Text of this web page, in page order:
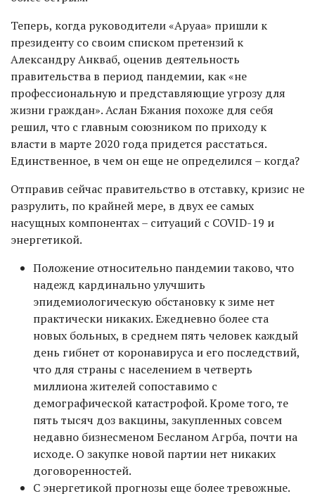
Теперь, когда руководители «Аруаа» пришли к
президенту со своим списком претензий к
Александру Анкваб, оценив деятельность
правительства в период пандемии, как «не
профессиональную и представляющие угрозу для
жизни граждан». Аслан Бжания похоже для себя
решил, что с главным союзником по приходу к
власти в марте 2020 года придется расстаться.
Единственное, в чем он еще не определился – когда?
Отправив сейчас правительство в отставку, кризис не
разрулить, по крайней мере, в двух ее самых
насущных компонентах – ситуаций с COVID-19 и
энергетикой.
Положение относительно пандемии таково, что
надежд кардинально улучшить
эпидемиологическую обстановку к зиме нет
практически никаких. Ежедневно более ста
новых больных, в среднем пять человек каждый
день гибнет от коронавируса и его последствий,
что для страны с населением в четверть
миллиона жителей сопоставимо с
демографической катастрофой. Кроме того, те
пять тысяч доз вакцины, закупленных совсем
недавно бизнесменом Бесланом Агрба, почти на
исходе. О закупке новой партии нет никаких
договоренностей.
С энергетикой прогнозы еще более тревожные.